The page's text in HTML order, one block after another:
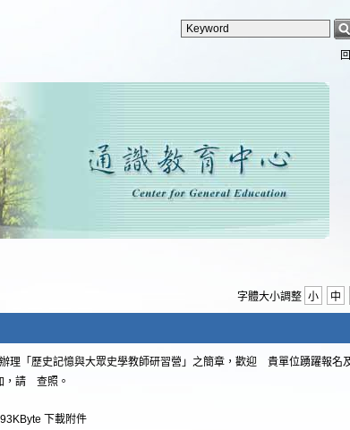
字體大小調整 小 中
理「歷史記憶與大眾史學教師研習營」之簡章，歡迎 貴單位踴躍報名
，請 查照。
下載附件